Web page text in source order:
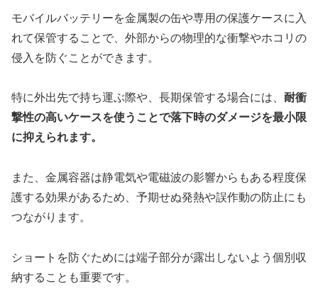
モバイルバッテリーを金属製の缶や専用の保護ケースに入
れて保管することで、外部からの物理的な衝撃やホコリの
侵入を防ぐことができます。
特に外出先で持ち運ぶ際や、長期保管する場合には、 耐衝
撃性の高いケースを使うことで落下時のダメージを最小限
に抑えられます。
また、金属容器は静電気や電磁波の影響からもある程度保
護する効果があるため、予期せぬ発熱や誤作動の防止にも
つながります。
ショートを防ぐためには端子部分が露出しないよう個別収
納することも重要です。